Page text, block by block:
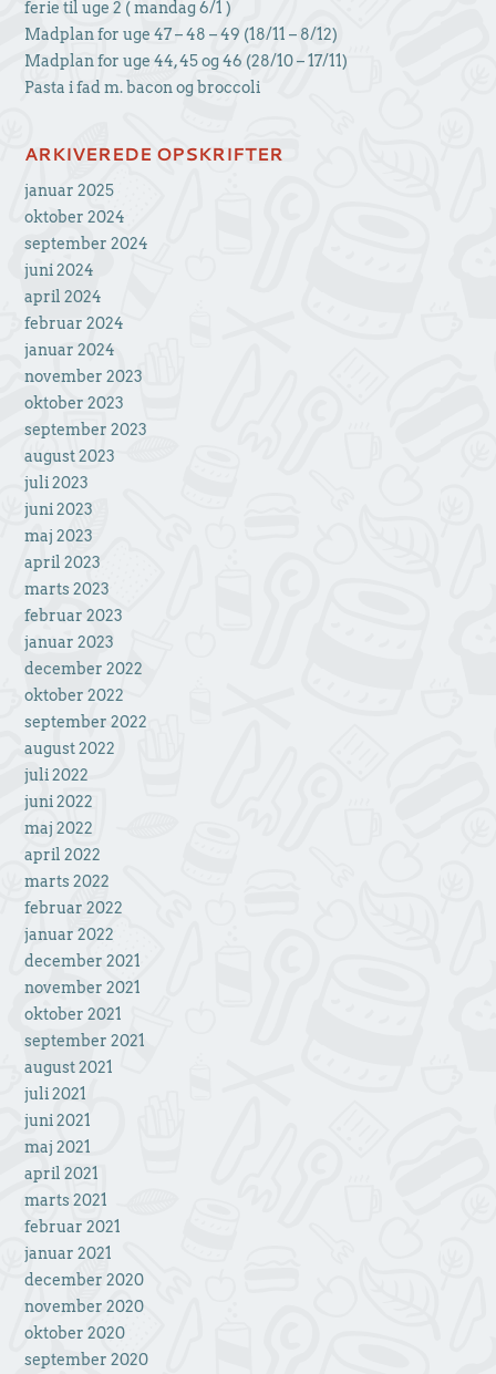
ferie til uge 2 ( mandag 6/1 )
Madplan for uge 47 – 48 – 49 (18/11 – 8/12)
Madplan for uge 44, 45 og 46 (28/10 – 17/11)
Pasta i fad m. bacon og broccoli
ARKIVEREDE OPSKRIFTER
januar 2025
oktober 2024
september 2024
juni 2024
april 2024
februar 2024
januar 2024
november 2023
oktober 2023
september 2023
august 2023
juli 2023
juni 2023
maj 2023
april 2023
marts 2023
februar 2023
januar 2023
december 2022
oktober 2022
september 2022
august 2022
juli 2022
juni 2022
maj 2022
april 2022
marts 2022
februar 2022
januar 2022
december 2021
november 2021
oktober 2021
september 2021
august 2021
juli 2021
juni 2021
maj 2021
april 2021
marts 2021
februar 2021
januar 2021
december 2020
november 2020
oktober 2020
september 2020